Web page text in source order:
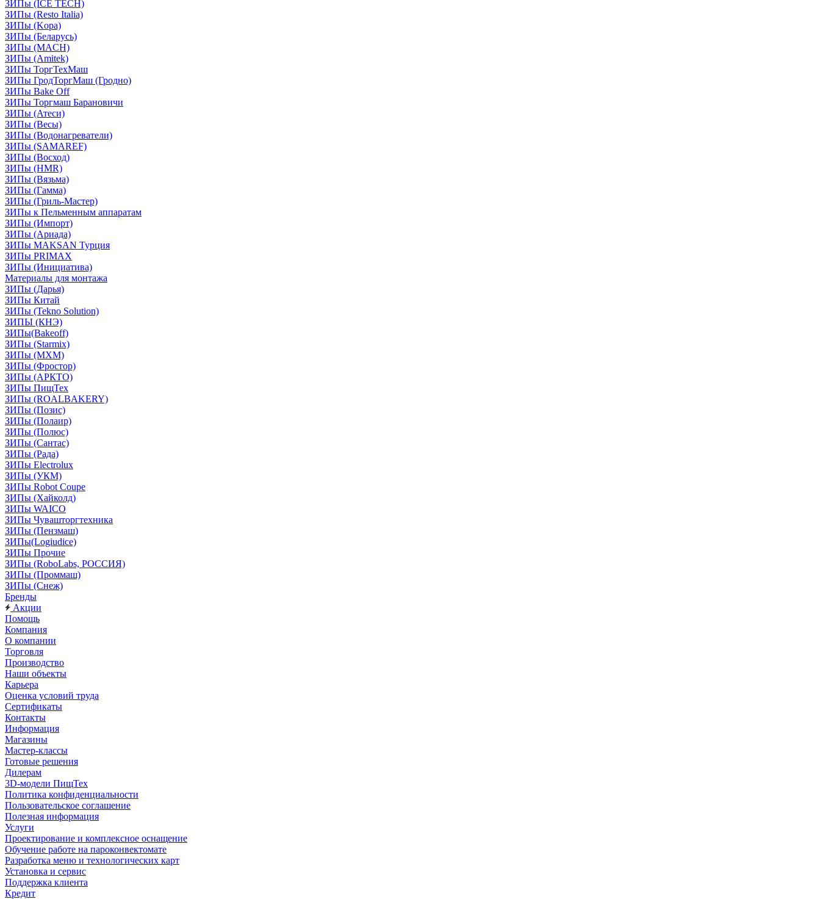
ЗИПы (ICE TECH)
ЗИПы (Resto Italia)
ЗИПы (Kopa)
ЗИПы (Беларусь)
ЗИПы (MACH)
ЗИПы (Amitek)
ЗИПы ТоргТехМаш
ЗИПы ГродТоргМаш (Гродно)
ЗИПы Bake Off
ЗИПы Торгмаш Барановичи
ЗИПы (Атеси)
ЗИПы (Весы)
ЗИПы (Водонагреватели)
ЗИПы (SAMAREF)
ЗИПы (Восход)
ЗИПы (HMR)
ЗИПы (Вязьма)
ЗИПы (Гамма)
ЗИПы (Гриль-Мастер)
ЗИПы к Пельменным аппаратам
ЗИПы (Импорт)
ЗИПы (Ариада)
ЗИПы MAKSAN Турция
ЗИПы PRIMAX
ЗИПы (Инициатива)
Материалы для монтажа
ЗИПы (Дарья)
ЗИПы Китай
ЗИПы (Tekno Solution)
ЗИПЫ (КНЭ)
ЗИПы(Bakeoff)
ЗИПы (Starmix)
ЗИПы (МХМ)
ЗИПы (Фростор)
ЗИПы (АРКТО)
ЗИПы ПищТех
ЗИПы (ROALBAKERY)
ЗИПы (Позис)
ЗИПы (Полаир)
ЗИПы (Полюс)
ЗИПы (Сантас)
ЗИПы (Рада)
ЗИПы Electrolux
ЗИПы (УКМ)
ЗИПы Robot Coupe
ЗИПы (Хайколд)
ЗИПы WAICO
ЗИПы Чувашторгтехника
ЗИПы (Пензмаш)
ЗИПы(Logiudice)
ЗИПы Прочие
ЗИПы (RoboLabs, РОССИЯ)
ЗИПы (Проммаш)
ЗИПы (Снеж)
Бренды
Акции
Помощь
Компания
О компании
Торговля
Производство
Наши объекты
Карьера
Оценка условий труда
Сертификаты
Контакты
Информация
Магазины
Мастер-классы
Готовые решения
Дилерам
3D-модели ПищТех
Политика конфиденциальности
Пользовательское соглашение
Полезная информация
Услуги
Проектирование и комплексное оснащение
Обучение работе на пароконвектомате
Разработка меню и технологических карт
Установка и сервис
Поддержка клиента
Кредит